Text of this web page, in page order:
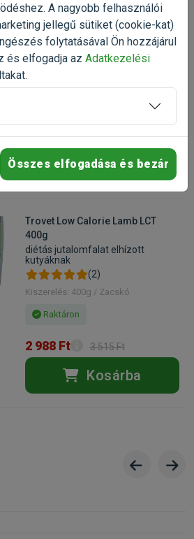
0%
0%
ezt a terméket ismerősének
Trovet Low Calorie Lamb LCT
400g
diétás jutalomfalat elhízott
kutyáknak
(2)
Kiszerelés: 400g / Zacskó
Raktáron
2 988 Ft 3 515 Ft
Kosárba
A nagyobb felhasználói
jellegű sütiket (cookie-kat)
folytatásával Ön hozzájárul
és elfogadja az Adatkezelési
Összes elfogadása és bezár